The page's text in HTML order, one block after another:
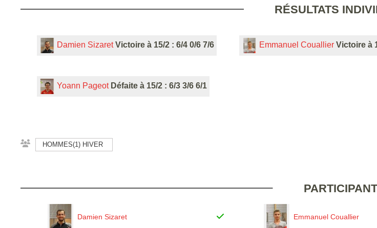
RÉSULTATS
Damien Sizaret Victoire à 15/2 : 6/4 0/6 7/6 Emmanuel Couallier Victoire à
Yoann Pageot Défaite à 15/2 : 6/3 3/6 6/1
HOMMES(1) HIVER
Damien Sizaret Emmanuel Couallier